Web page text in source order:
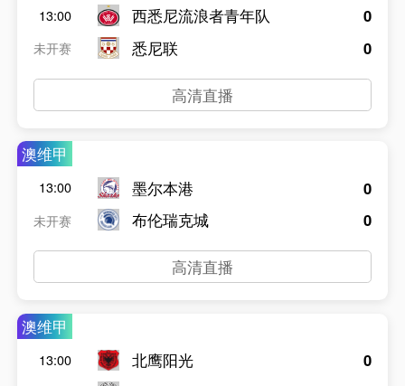
13:00
未开赛
西悉尼流浪者青年队
悉尼联
0
0
高清直播
澳维甲
13:00
未开赛
墨尔本港
布伦瑞克城
0
0
高清直播
澳维甲
13:00
北鹰阳光
0